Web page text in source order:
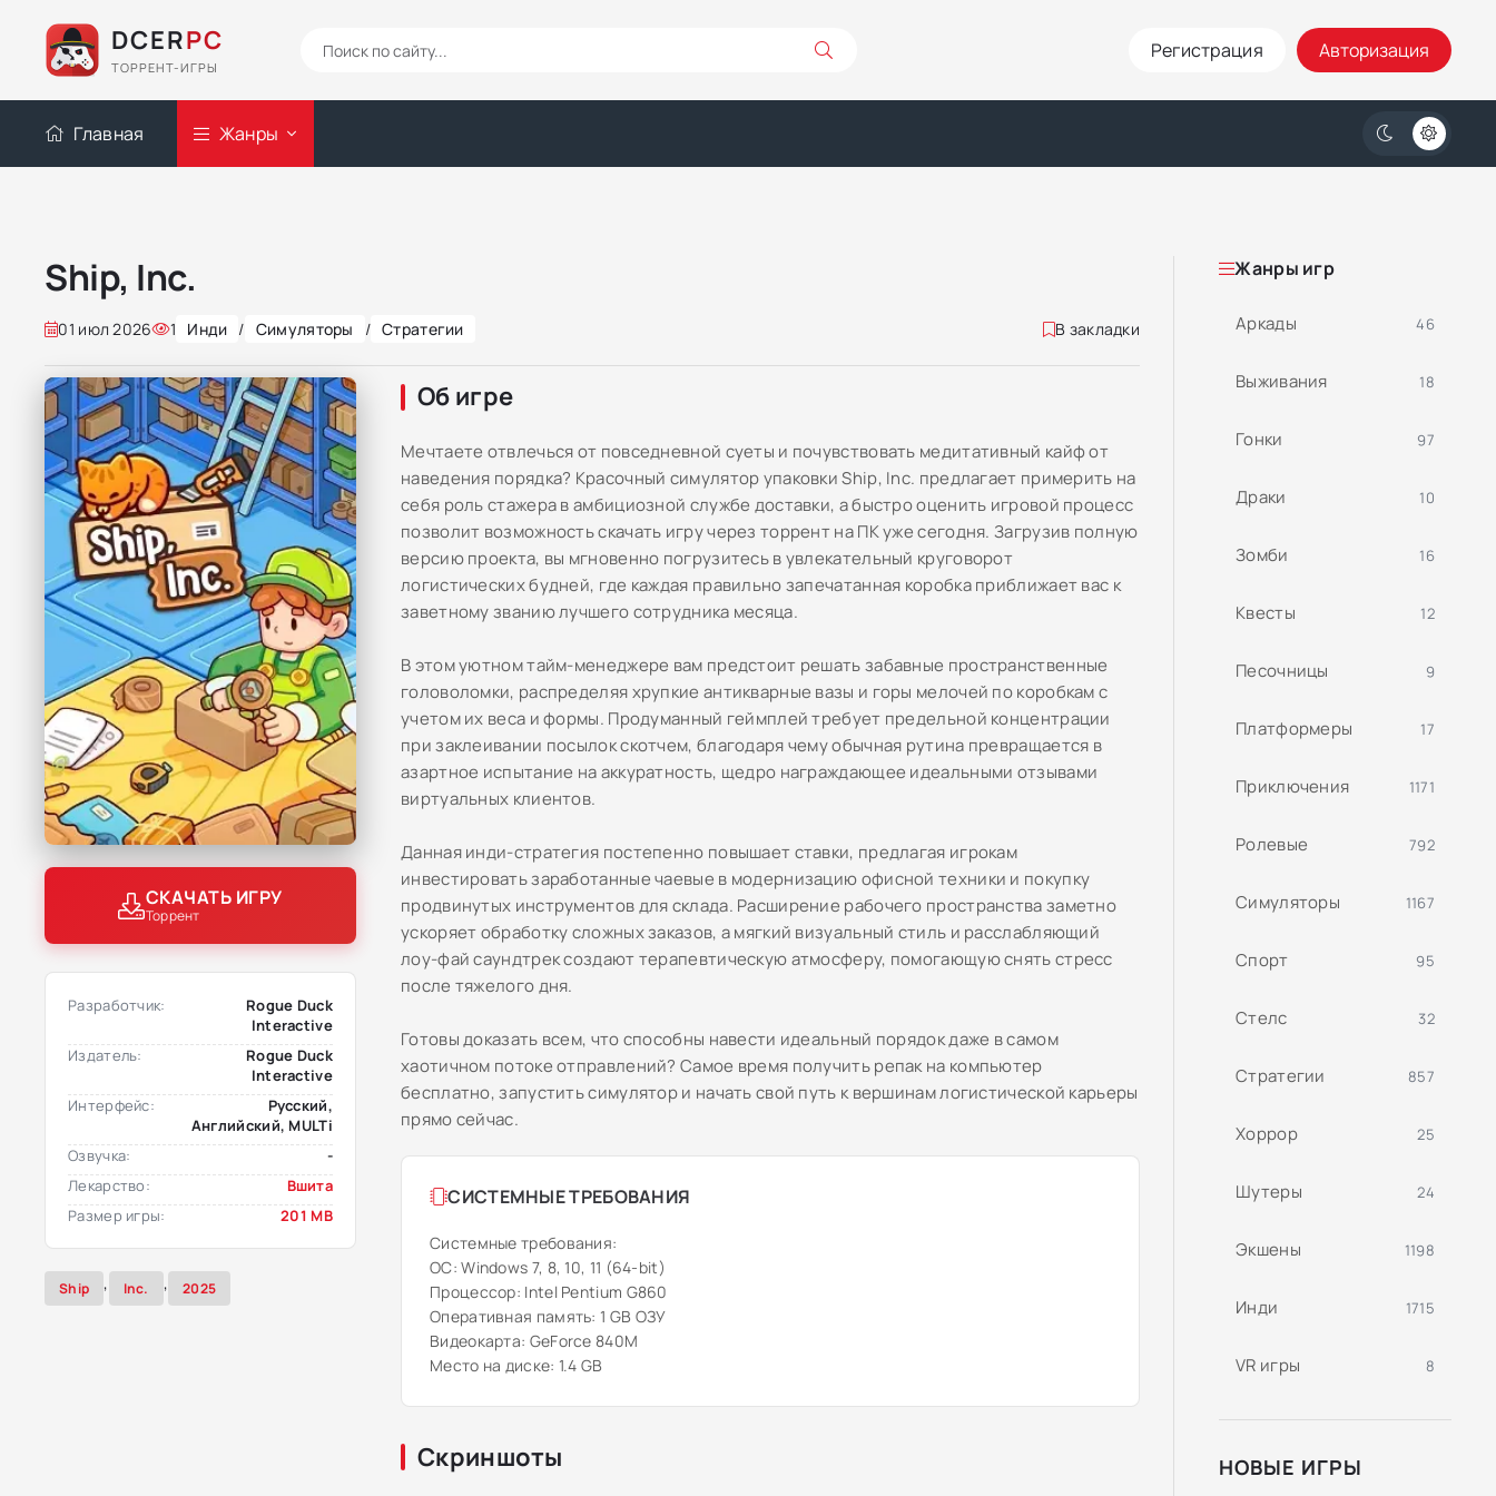
DCERPC
ТОРРЕНТ-ИГРЫ
Регистрация Авторизация
Главная Жанры
Ship, Inc.
01 июл 2026 1 Инди / Симуляторы / Стратегии В закладки
СКАЧАТЬ ИГРУ
Торрент
Разработчик:
Rogue Duck
Interactive
Издатель:
Rogue Duck
Interactive
Интерфейс:
Русский,
Английский, MULTi
Озвучка:
-
Лекарство:
Вшита
Размер игры:
201 MB
Ship , Inc. , 2025
Об игре
Мечтаете отвлечься от повседневной суеты и почувствовать медитативный кайф от
наведения порядка? Красочный симулятор упаковки Ship, Inc. предлагает примерить на
себя роль стажера в амбициозной службе доставки, а быстро оценить игровой процесс
позволит возможность скачать игру через торрент на ПК уже сегодня. Загрузив полную
версию проекта, вы мгновенно погрузитесь в увлекательный круговорот
логистических будней, где каждая правильно запечатанная коробка приближает вас к
заветному званию лучшего сотрудника месяца.
В этом уютном тайм-менеджере вам предстоит решать забавные пространственные
головоломки, распределяя хрупкие антикварные вазы и горы мелочей по коробкам с
учетом их веса и формы. Продуманный геймплей требует предельной концентрации
при заклеивании посылок скотчем, благодаря чему обычная рутина превращается в
азартное испытание на аккуратность, щедро награждающее идеальными отзывами
виртуальных клиентов.
Данная инди-стратегия постепенно повышает ставки, предлагая игрокам
инвестировать заработанные чаевые в модернизацию офисной техники и покупку
продвинутых инструментов для склада. Расширение рабочего пространства заметно
ускоряет обработку сложных заказов, а мягкий визуальный стиль и расслабляющий
лоу-фай саундтрек создают терапевтическую атмосферу, помогающую снять стресс
после тяжелого дня.
Готовы доказать всем, что способны навести идеальный порядок даже в самом
хаотичном потоке отправлений? Самое время получить репак на компьютер
бесплатно, запустить симулятор и начать свой путь к вершинам логистической карьеры
прямо сейчас.
СИСТЕМНЫЕ ТРЕБОВАНИЯ
Системные требования:
ОС: Windows 7, 8, 10, 11 (64-bit)
Процессор: Intel Pentium G860
Оперативная память: 1 GB ОЗУ
Видеокарта: GeForce 840M
Место на диске: 1.4 GB
Скриншоты
Жанры игр
Аркады 46
Выживания 18
Гонки 97
Драки 10
Зомби 16
Квесты 12
Песочницы 9
Платформеры 17
Приключения 1171
Ролевые 792
Симуляторы 1167
Спорт 95
Стелс 32
Стратегии 857
Хоррор 25
Шутеры 24
Экшены 1198
Инди 1715
VR игры 8
НОВЫЕ ИГРЫ